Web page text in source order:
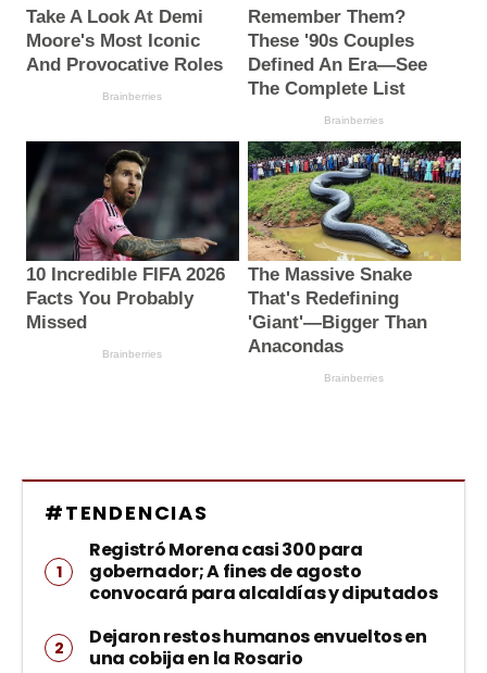
#TENDENCIAS
Registró Morena casi 300 para
gobernador; A fines de agosto
convocará para alcaldías y diputados
Dejaron restos humanos envueltos en
una cobija en la Rosario